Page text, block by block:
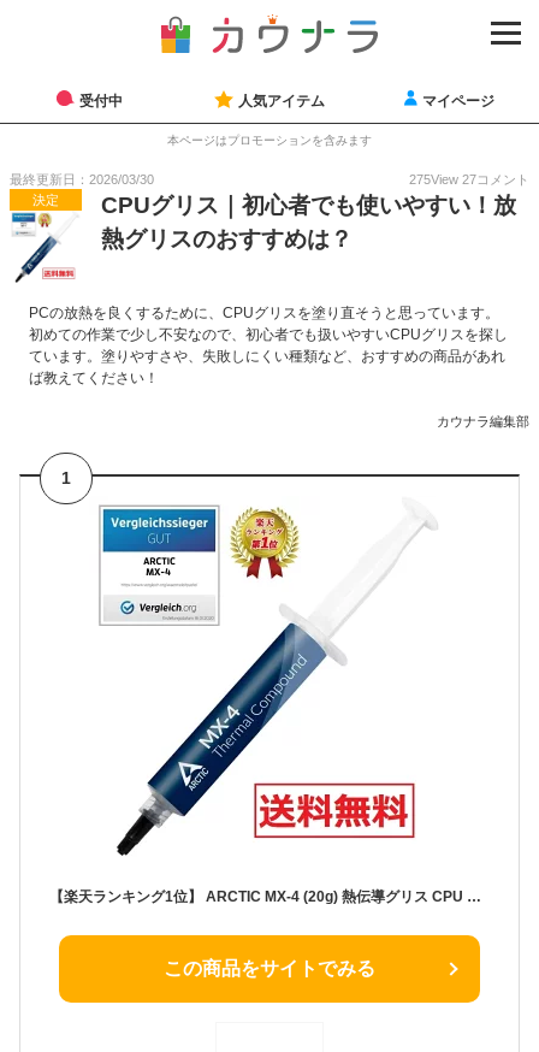
受付中 人気アイテム マイページ
本ページはプロモーションを含みます
最終更新日：2026/03/30 275View 27コメント
決定
CPUグリス｜初心者でも使いやすい！放
熱グリスのおすすめは？
PCの放熱を良くするために、CPUグリスを塗り直そうと思っています。
初めての作業で少し不安なので、初心者でも扱いやすいCPUグリスを探し
ています。塗りやすさや、失敗しにくい種類など、おすすめの商品があれ
ば教えてください！
カウナラ編集部
1
【楽天ランキング1位】 ARCTIC MX-4 (20g) 熱伝導グリス CPU グリス 低熱抵抗 低粘性 長期不硬化 非導電性 サーマルコンパウンド シリコングリス
この商品をサイトでみる